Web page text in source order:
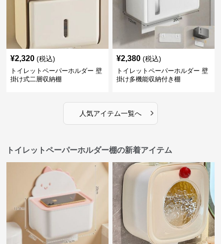
¥2,320 (税込)
トイレットペーパーホルダー 壁
掛け式二層収納棚
¥2,380 (税込)
トイレットペーパーホルダー 壁
掛け多機能収納付き棚
人気アイテム一覧へ ›
トイレットペーパーホルダー棚の新着アイテム